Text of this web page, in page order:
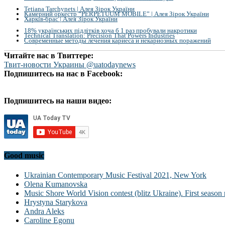
Tetiana Tarchynets | Алея Зірок України
Камерний оркестр “PERPETUUM MOBILE” | Алея Зірок України
Харків-брас | Алея Зірок України
18% українських підлітків хоча б 1 раз пробували накротики
Technical Translation: Precision That Powers Industries
Современные методы лечения кариеса и некариозных поражений
Читайте нас в Твиттере:
Твит-новости Украины @uatodaynews
Подпишитесь на нас в Facebook:
Подпишитесь на наши видео:
Good music
Ukrainian Contemporary Music Festival 2021, New York
Olena Kumanovska
Music Shore World Vision contest (blitz Ukraine). First season
Hrystyna Starykova
Andra Aleks
Caroline Egonu